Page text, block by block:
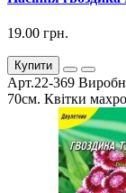
19.00 грн.
Купити
Арт.22-369
70см. Квітки